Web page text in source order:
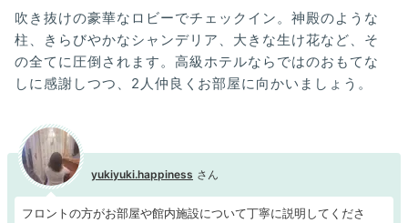
吹き抜けの豪華なロビーでチェックイン。神殿のような
柱、きらびやかなシャンデリア、大きな生け花など、そ
の全てに圧倒されます。高級ホテルならではのおもてな
しに感謝しつつ、2人仲良くお部屋に向かいましょう。
yukiyuki.happiness
フロントの方がお部屋や館内施設について丁寧に説明してくださ